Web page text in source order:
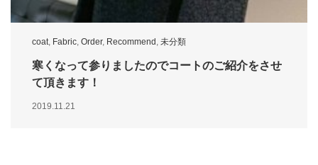
coat, Fabric, Order, Recommend , 未分類
寒くなって参りましたのでコートのご紹介をさせ
て頂きます！
2019.11.21